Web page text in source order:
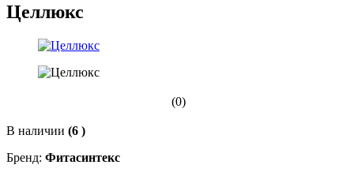
Целлюкс
(0)
В наличии (6 )
Бренд: Фитасинтекс